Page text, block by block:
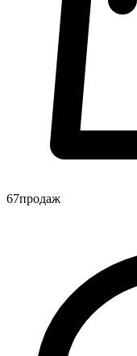
67продаж